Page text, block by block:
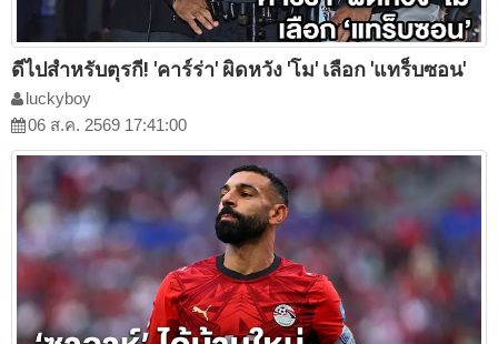
ดีไปสำหรับตุรกี! 'คาร์ร่า' ผิดหวัง 'โม' เลือก 'แทร็บซอน'
luckyboy
06 ส.ค. 2569 17:41:00